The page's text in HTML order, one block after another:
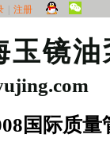
注册
玉镜
国际质